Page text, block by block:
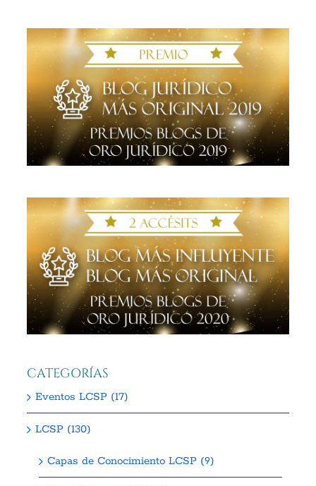
CATEGORÍAS
Eventos LCSP (17)
LCSP (130)
Capas de Conocimiento LCSP (9)